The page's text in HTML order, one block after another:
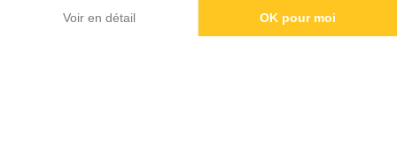
Voir en détail OK pour moi